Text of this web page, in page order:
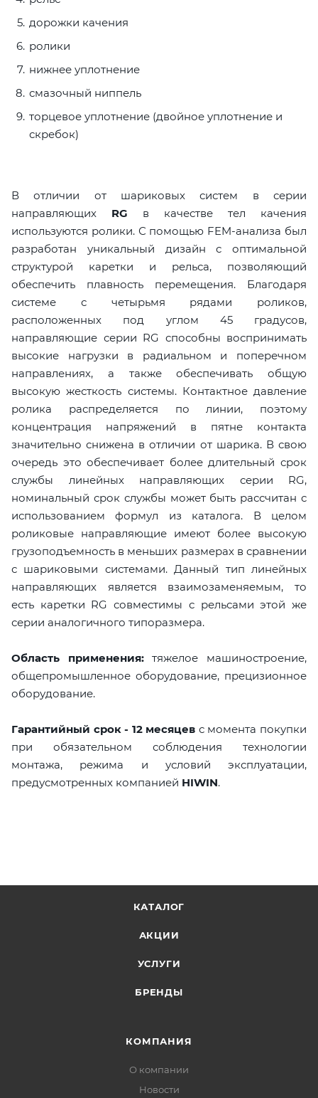
дорожки качения
ролики
нижнее уплотнение
смазочный ниппель
торцевое уплотнение (двойное уплотнение и
скребок)
В отличии от шариковых систем в серии
направляющих RG в качестве тел качения
используются ролики. С помощью FEM-анализа был
разработан уникальный дизайн с оптимальной
структурой каретки и рельса, позволяющий
обеспечить плавность перемещения. Благодаря
системе с четырьмя рядами роликов,
расположенных под углом 45 градусов,
направляющие серии RG способны воспринимать
высокие нагрузки в радиальном и поперечном
направлениях, а также обеспечивать общую
высокую жесткость системы. Контактное давление
ролика распределяется по линии, поэтому
концентрация напряжений в пятне контакта
значительно снижена в отличии от шарика. В свою
очередь это обеспечивает более длительный срок
службы линейных направляющих серии RG,
номинальный срок службы может быть рассчитан с
использованием формул из каталога. В целом
роликовые направляющие имеют более высокую
грузоподъемность в меньших размерах в сравнении
с шариковыми системами. Данный тип линейных
направляющих является взаимозаменяемым, то
есть каретки RG совместимы с рельсами этой же
серии аналогичного типоразмера.
Область применения:тяжелое машиностроение,
общепромышленное оборудование, прецизионное
оборудование.
Гарантийный срок - 12 месяцев с момента покупки
при обязательном соблюдения технологии
монтажа, режима и условий эксплуатации,
предусмотренных компанией HIWIN.
КАТАЛОГ
АКЦИИ
УСЛУГИ
БРЕНДЫ
КОМПАНИЯ
О компании
Новости